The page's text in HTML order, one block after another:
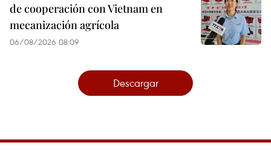
de cooperación con Vietnam en
mecanización agrícola
06/08/2026 08:09
Descargar